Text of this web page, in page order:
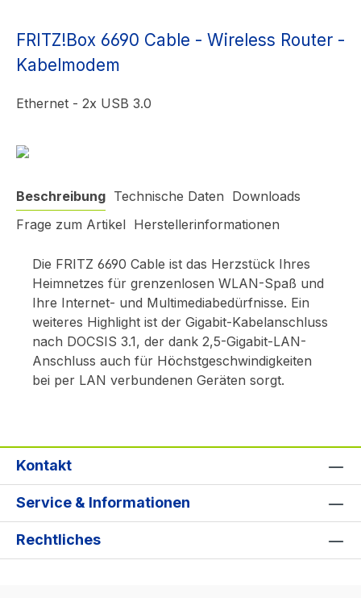
FRITZ!Box 6690 Cable - Wireless Router -
Kabelmodem
Ethernet - 2x USB 3.0
Beschreibung Technische Daten Downloads
Frage zum Artikel Herstellerinformationen
Die FRITZ 6690 Cable ist das Herzstück Ihres
Heimnetzes für grenzenlosen WLAN-Spaß und
Ihre Internet- und Multimediabedürfnisse. Ein
weiteres Highlight ist der Gigabit-Kabelanschluss
nach DOCSIS 3.1, der dank 2,5-Gigabit-LAN-
Anschluss auch für Höchstgeschwindigkeiten
bei per LAN verbundenen Geräten sorgt.
Kontakt
Service & Informationen
Rechtliches